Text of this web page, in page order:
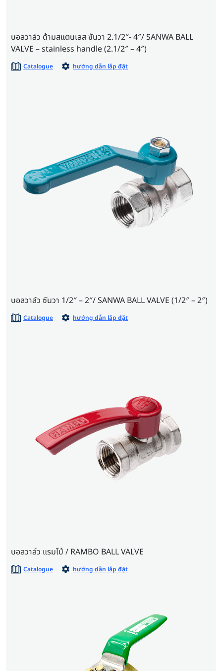
บอลวาล์ว ด้ามสแตนเลส ซันวา 2.1/2″- 4″/ SANWA BALL
VALVE – stainless handle (2.1/2″ – 4″)
Catalogue hướng dẫn lắp đặt
บอลวาล์ว ซันวา 1/2″ – 2″/ SANWA BALL VALVE (1/2″ – 2″)
Catalogue hướng dẫn lắp đặt
บอลวาล์ว แรมโบ้ / RAMBO BALL VALVE
Catalogue hướng dẫn lắp đặt